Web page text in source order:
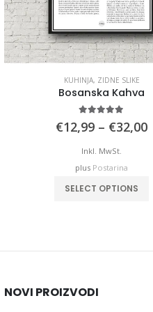
KUHINJA, ZIDNE SLIKE
Bosanska Kahva
€12,99 – €32,00
Inkl. MwSt.
plus Postarina
SELECT OPTIONS
NOVI PROIZVODI